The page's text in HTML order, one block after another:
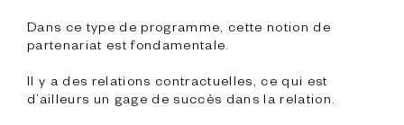
Dans ce type de programme, cette notion de
partenariat est fondamentale.
Il y a des relations contractuelles, ce qui est
d’ailleurs un gage de succès dans la relation.